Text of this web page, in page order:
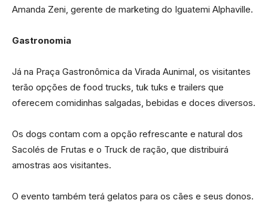
Amanda Zeni, gerente de marketing do Iguatemi Alphaville.
Gastronomia
Já na Praça Gastronômica da Virada Aunimal, os visitantes
terão opções de food trucks, tuk tuks e trailers que
oferecem comidinhas salgadas, bebidas e doces diversos.
Os dogs contam com a opção refrescante e natural dos
Sacolés de Frutas e o Truck de ração, que distribuirá
amostras aos visitantes.
O evento também terá gelatos para os cães e seus donos.